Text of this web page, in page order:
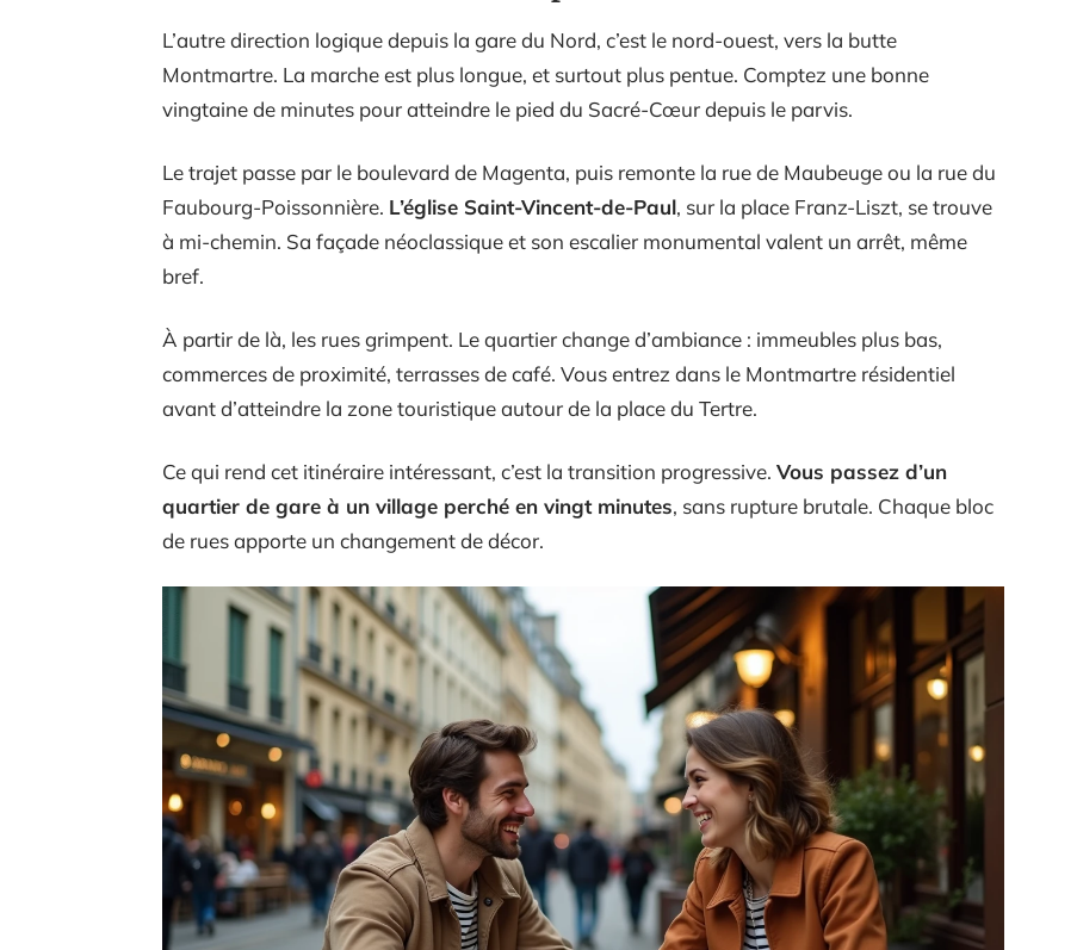
L’autre direction logique depuis la gare du Nord, c’est le nord-ouest, vers la butte
Montmartre. La marche est plus longue, et surtout plus pentue. Comptez une bonne
vingtaine de minutes pour atteindre le pied du Sacré-Cœur depuis le parvis.
Le trajet passe par le boulevard de Magenta, puis remonte la rue de Maubeuge ou la rue du
Faubourg-Poissonnière. L’église Saint-Vincent-de-Paul, sur la place Franz-Liszt, se trouve
à mi-chemin. Sa façade néoclassique et son escalier monumental valent un arrêt, même
bref.
À partir de là, les rues grimpent. Le quartier change d’ambiance : immeubles plus bas,
commerces de proximité, terrasses de café. Vous entrez dans le Montmartre résidentiel
avant d’atteindre la zone touristique autour de la place du Tertre.
Ce qui rend cet itinéraire intéressant, c’est la transition progressive. Vous passez d’un
quartier de gare à un village perché en vingt minutes, sans rupture brutale. Chaque bloc
de rues apporte un changement de décor.